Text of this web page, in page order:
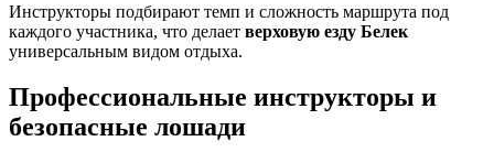
Инструкторы подбирают темп и сложность маршрута под
каждого участника, что делает верховую езду Белек
универсальным видом отдыха.
Профессиональные инструкторы и
безопасные лошади